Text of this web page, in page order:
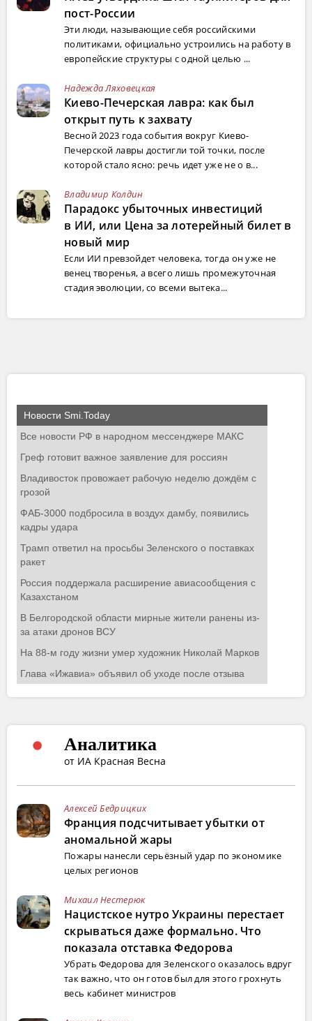
пост-России
Эти люди, называющие себя российскими
политиками, официально устроились на работу в
европейские структуры с одной целью ...
Надежда Ляховецкая
Киево-Печерская лавра: как был
открыт путь к захвату
Весной 2023 года события вокруг Киево-
Печерской лавры достигли той точки, после
которой стало ясно: речь идет уже не о в...
Владимир Колдин
Парадокс убыточных инвестиций
в ИИ, или Цена за лотерейный билет в
новый мир
Если ИИ превзойдет человека, тогда он уже не
венец творенья, а всего лишь промежуточная
стадия эволюции, со всеми вытека...
Аналитика
от ИА Красная Весна
Алексей Бедрицких
Франция подсчитывает убытки от
аномальной жары
Пожары нанесли серьёзный удар по экономике
целых регионов
Михаил Нестерюк
Нацистское нутро Украины перестает
скрываться даже формально. Что
показала отставка Федорова
Убрать Федорова для Зеленского оказалось вдруг
так важно, что он готов был для этого грохнуть
весь кабинет министров